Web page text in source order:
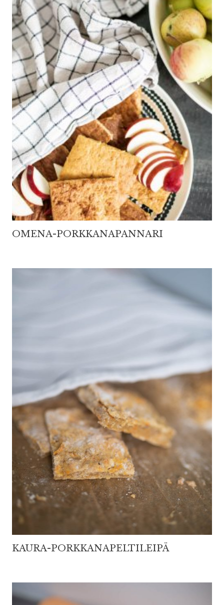
OMENA-PORKKANAPANNARI
KAURA-PORKKANAPELTILEIPÄ